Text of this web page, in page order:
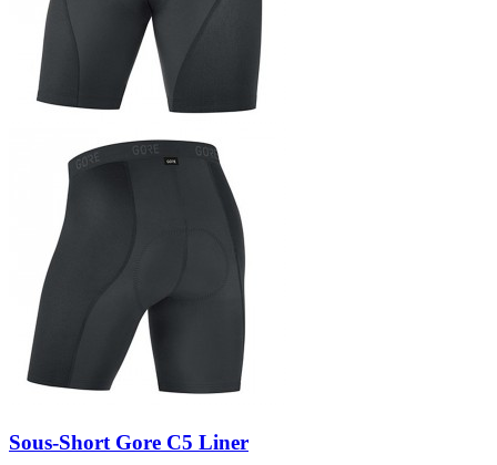
Sous-Short Gore C5 Liner